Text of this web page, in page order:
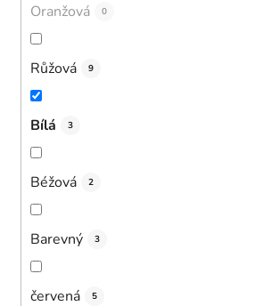
Oranžová 0
Růžová 9
Bílá 3
Béžová 2
Barevný 3
červená 5